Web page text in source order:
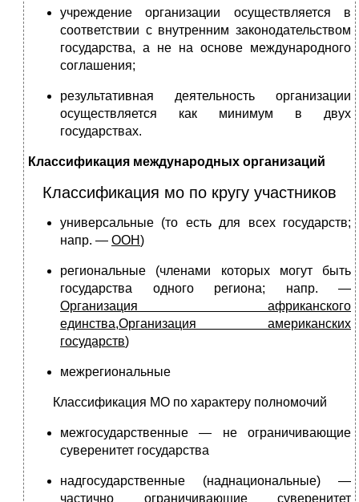
учреждение организации осуществляется в
соответствии с внутренним законодательством
государства, а не на основе международного
соглашения;
результативная деятельность организации
осуществляется как минимум в двух
государствах.
Классификация международных организаций
Классификация мо по кругу участников
универсальные (то есть для всех государств;
напр. — ООН)
региональные (членами которых могут быть
государства одного региона; напр. —
Организация африканского
единства,Организация американских
государств)
межрегиональные
Классификация МО по характеру полномочий
межгосударственные — не ограничивающие
суверенитет государства
надгосударственные (наднациональные) —
частично ограничивающие суверенитет